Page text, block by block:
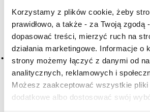
Korzystamy z plików cookie, żeby
prawidłowo, a także - za Twoją zgodą
dopasować treści, mierzyć ruch na
działania marketingowe. Informacje o
strony możemy łączyć z danymi od
analitycznych, reklamowych i
Możesz zaakceptować wszystkie
dodatkowe albo dostosować swój
Czy masz ukończone
A B C-Ć D E F G
H I J K L-Ł M N
O-Ó P Q R S-Ś T
U V W X-Y
Z-Ź-Ż
Cały czas pracujemy nad